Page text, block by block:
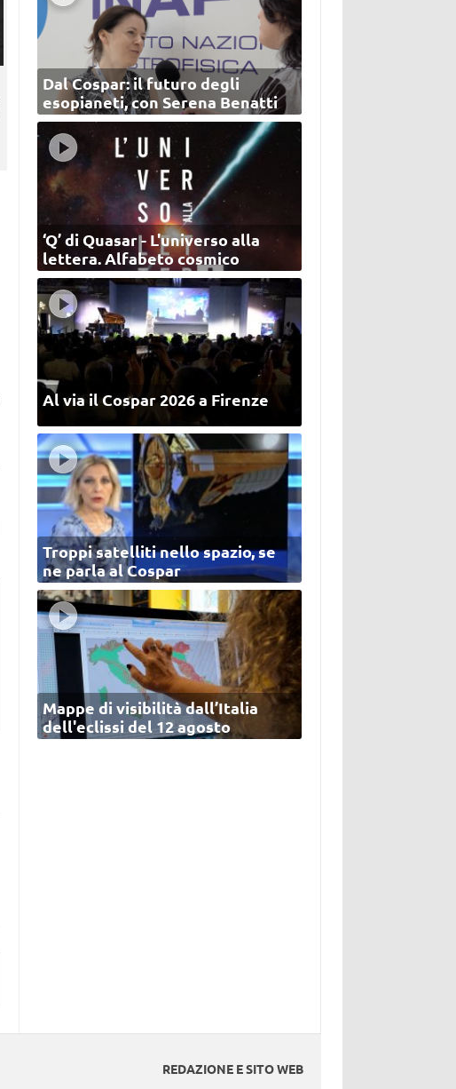
Dal Cospar: il futuro degli
esopianeti, con Serena Benatti
‘Q’ di Quasar - L'universo alla
lettera. Alfabeto cosmico
Al via il Cospar 2026 a Firenze
Troppi satelliti nello spazio, se
ne parla al Cospar
Mappe di visibilità dall’Italia
dell'eclissi del 12 agosto
REDAZIONE E SITO WEB